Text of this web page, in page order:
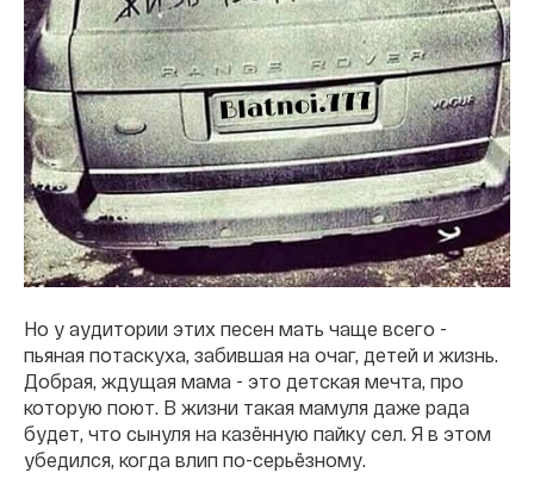
Но у аудитории этих песен мать чаще всего -
пьяная потаскуха, забившая на очаг, детей и жизнь.
Добрая, ждущая мама - это детская мечта, про
которую поют. В жизни такая мамуля даже рада
будет, что сынуля на казённую пайку сел. Я в этом
убедился, когда влип по-серьёзному.